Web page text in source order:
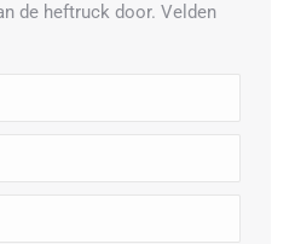
de heftruck door. Velden